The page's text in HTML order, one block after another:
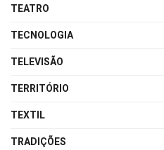
TEATRO
TECNOLOGIA
TELEVISÃO
TERRITÓRIO
TEXTIL
TRADIÇÕES